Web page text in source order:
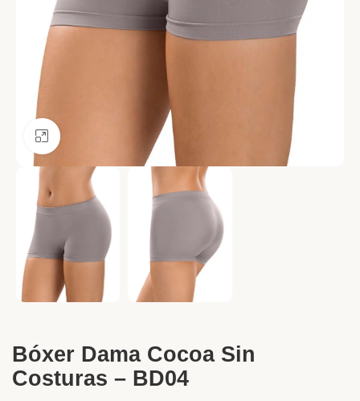
Ver más grande
Bóxer Dama Cocoa Sin
Costuras – BD04